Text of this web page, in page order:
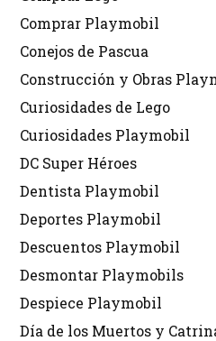
Comprar Playmobil
Conejos de Pascua
Construcción y Obras
Curiosidades de Lego
Curiosidades Playmobil
DC Super Héroes
Dentista Playmobil
Deportes Playmobil
Descuentos Playmobil
Desmontar Playmobils
Despiece Playmobil
Día de los Muertos y